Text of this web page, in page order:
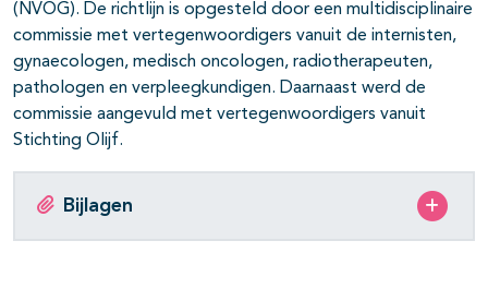
(NVOG). De richtlijn is opgesteld door een multidisciplinaire
commissie met vertegenwoordigers vanuit de internisten,
gynaecologen, medisch oncologen, radiotherapeuten,
pathologen en verpleegkundigen. Daarnaast werd de
commissie aangevuld met vertegenwoordigers vanuit
Stichting Olijf.
Bijlagen